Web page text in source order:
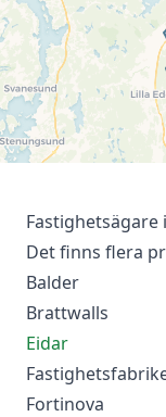
Fastighetsägare
Det finns flera
Balder
Brattwalls
Eidar
Fortinova